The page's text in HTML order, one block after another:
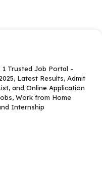
1 Trusted Job Portal -
Latest Results, Admit
and Online Application
Work from Home
Internship